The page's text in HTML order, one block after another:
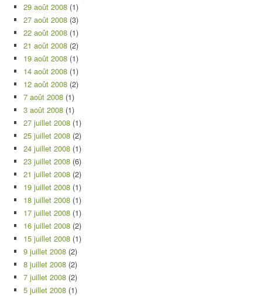
29 août 2008 (1)
27 août 2008 (3)
22 août 2008 (1)
21 août 2008 (2)
19 août 2008 (1)
14 août 2008 (1)
12 août 2008 (2)
7 août 2008 (1)
3 août 2008 (1)
27 juillet 2008 (1)
25 juillet 2008 (2)
24 juillet 2008 (1)
23 juillet 2008 (6)
21 juillet 2008 (2)
19 juillet 2008 (1)
18 juillet 2008 (1)
17 juillet 2008 (1)
16 juillet 2008 (2)
15 juillet 2008 (1)
9 juillet 2008 (2)
8 juillet 2008 (2)
7 juillet 2008 (2)
5 juillet 2008 (1)